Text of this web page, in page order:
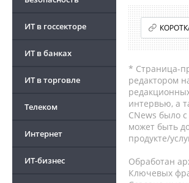
ИТ в госсекторе
ИТ в банках
ИТ в торговле
Телеком
Интернет
ИТ-бизнес
* Страница-
редактором
интервью, а
CNews было
может быть
продукте/
Обработан
Ключевых